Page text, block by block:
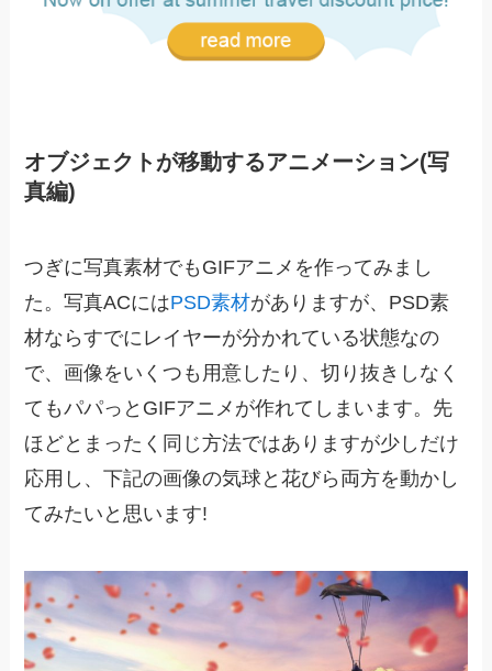
オブジェクトが移動するアニメーション(写
真編)
つぎに写真素材でもGIFアニメを作ってみまし
た。写真ACにはPSD素材がありますが、PSD素
材ならすでにレイヤーが分かれている状態なの
で、画像をいくつも用意したり、切り抜きしなく
てもパパっとGIFアニメが作れてしまいます。先
ほどとまったく同じ方法ではありますが少しだけ
応用し、下記の画像の気球と花びら両方を動かし
てみたいと思います!